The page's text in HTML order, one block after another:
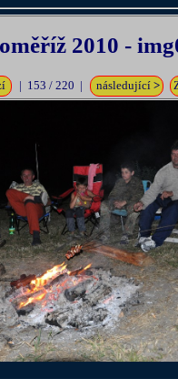
2010 -
| 153 / 220 | následující >